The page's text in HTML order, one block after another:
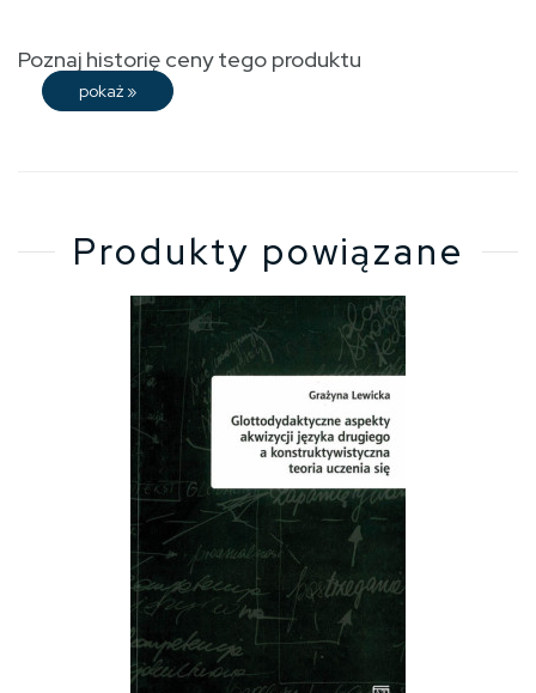
Poznaj historię ceny tego produktu
pokaż »
Produkty powiązane